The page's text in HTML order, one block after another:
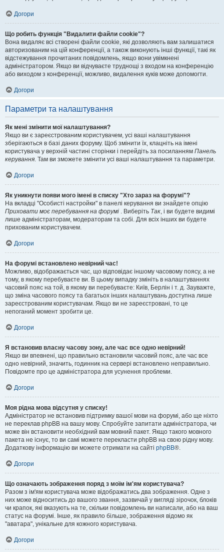
Догори
Що робить функція "Видалити файли cookie"?
Вона видаляє всі створені файли cookie, які дозволяють вам залишатися
авторизованим на цій конференції, а також виконують інші функції, такі як
відстежування прочитаних повідомлень, якщо вони увімкнені
адміністратором. Якщо ви відчуваєте труднощі з входом на конференцію
або виходом з конференції, можливо, видалення куків може допомогти.
Догори
Параметри та налаштування
Як мені змінити мої налаштування?
Якщо ви є зареєстрованим користувачем, усі ваші налаштування
зберігаються в базі даних форуму. Щоб змінити їх, клацніть на імені
користувача у верхній частині сторінки і перейдіть за посиланням Панель
керування. Там ви зможете змінити усі ваші налаштування та параметри.
Догори
Як уникнути появи мого імені в списку "Хто зараз на форумі"?
На вкладці "Особисті настройки" в панелі керування ви знайдете опцію
Приховати моє перебування на форумі . Виберіть Так, і ви будете видимі
лише адміністраторам, модераторам та собі. Для всіх інших ви будете
прихованим користувачем.
Догори
На форумі встановлено невірний час!
Можливо, відображається час, що відповідає іншому часовому поясу, а не
тому, в якому перебуваєте ви. В цьому випадку змініть в налаштуваннях
часовий пояс на той, в якому ви перебуваєте: Київ, Берлін і т. д. Зауважте,
що зміна часового поясу та багатьох інших налаштувань доступна лише
зареєстрованим користувачам. Якщо ви не зареєстровані, то це
непоганий момент зробити це.
Догори
Я встановив власну часову зону, але час все одно невірний!
Якщо ви впевнені, що правильно встановили часовий пояс, але час все
одно невірний, значить, годинник на сервері встановлено неправильно.
Повідомте про це адміністратора для усунення проблеми.
Догори
Моя рідна мова відсутня у списку!
Адміністратор не встановив підтримку вашої мови на форумі, або ще ніхто
не переклав phpBB на вашу мову. Спробуйте запитати адміністратора, чи
може він встановити необхідний вам мовний пакет. Якщо такого мовного
пакета не існує, то ви самі можете перекласти phpBB на свою рідну мову.
Додаткову інформацію ви можете отримати на сайті phpBB®.
Догори
Що означають зображення поряд з моїм ім'ям користувача?
Разом з ім'ям користувача може відображатись два зображення. Одне з
них може відноситись до вашого звання, зазвичай у вигляді зірочок, блоків
чи крапок, які вказують на те, скільки повідомлень ви написали, або на ваш
статус на форумі. Інше, як правило більше, зображення відомо як
"аватара", унікальне для кожного користувача.
Догори